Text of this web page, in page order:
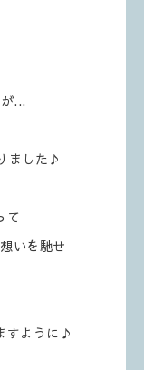
...
ました♪
て
いを馳せ
すように♪